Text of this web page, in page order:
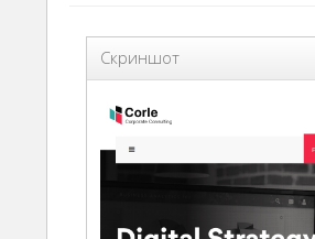
Скриншот